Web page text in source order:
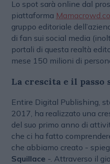
Lo spot sarà online dal
piattaforma
gruppo editoriale
di fan sui social media
portali di questa realtà
mese 150 milioni di
La crescita e il passo
Entire Digital Publishing,
2017, ha realizzato una
del suo primo anno di
che ci ha fatto
che abbiamo creato -
Squillace -. Attraverso il